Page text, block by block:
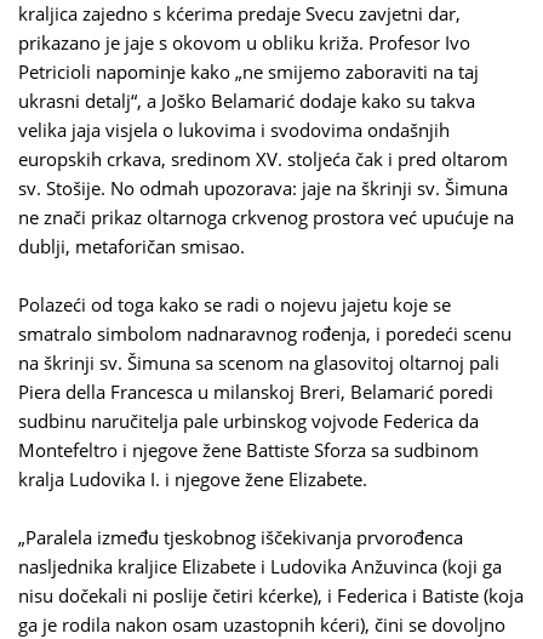
kraljica zajedno s kćerima predaje Svecu zavjetni dar,
prikazano je jaje s okovom u obliku križa. Profesor Ivo
Petricioli napominje kako „ne smijemo zaboraviti na taj
ukrasni detalj“, a Joško Belamarić dodaje kako su takva
velika jaja visjela o lukovima i svodovima ondašnjih
europskih crkava, sredinom XV. stoljeća čak i pred oltarom
sv. Stošije. No odmah upozorava: jaje na škrinji sv. Šimuna
ne znači prikaz oltarnoga crkvenog prostora već upućuje na
dublji, metaforičan smisao.
Polazeći od toga kako se radi o nojevu jajetu koje se
smatralo simbolom nadnaravnog rođenja, i poredeći scenu
na škrinji sv. Šimuna sa scenom na glasovitoj oltarnoj pali
Piera della Francesca u milanskoj Breri, Belamarić poredi
sudbinu naručitelja pale urbinskog vojvode Federica da
Montefeltro i njegove žene Battiste Sforza sa sudbinom
kralja Ludovika I. i njegove žene Elizabete.
„Paralela između tjeskobnog iščekivanja prvorođenca
nasljednika kraljice Elizabete i Ludovika Anžuvinca (koji ga
nisu dočekali ni poslije četiri kćerke), i Federica i Batiste (koja
ga je rodila nakon osam uzastopnih kćeri), čini se dovoljno